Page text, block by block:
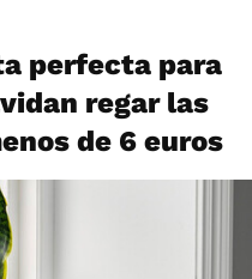
perfecta para
regar las
de 6 euros